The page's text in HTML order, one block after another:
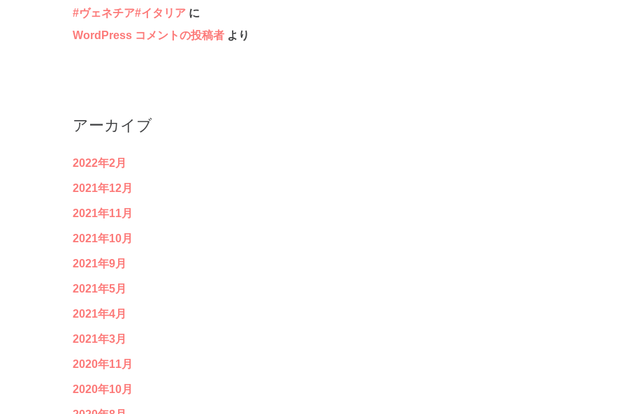
#ヴェネチア#イタリア に
WordPress コメントの投稿者 より
アーカイブ
2022年2月
2021年12月
2021年11月
2021年10月
2021年9月
2021年5月
2021年4月
2021年3月
2020年11月
2020年10月